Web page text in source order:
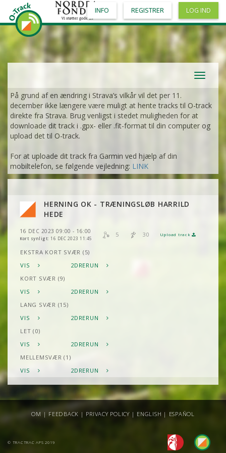
Toggle
På grund af en ændring i Strava’s vilkår vil det per 11.
december ikke længere være muligt at hente tracks til O-track
direkte fra Strava. Brug venligst i stedet muligheden for at
downloade dit track i .gpx- eller .fit-format til din computer og
upload det til O-track.
For at uploade dit track fra Garmin ved hjælp af din
mobiltelefon, se følgende vejledning: LINK
HERNING OK - TRÆNINGSLØB HARRILD
HEDE
16 DEC 2023 09:00 - 16:00
Kort synligt: 16 DEC 2023 11:45
5 30 Upload track
EKSTRA KORT SVÆR (5)
VIS
2DRERUN
KORT SVÆR (9)
VIS
2DRERUN
LANG SVÆR (15)
VIS
2DRERUN
LET (0)
VIS
2DRERUN
MELLEMSVÆR (1)
VIS
2DRERUN
INFO REGISTRER LOG IND
© TRACTRAC APS 2019
OM | FEEDBACK | PRIVACY POLICY| ENGLISH | ESPAÑOL